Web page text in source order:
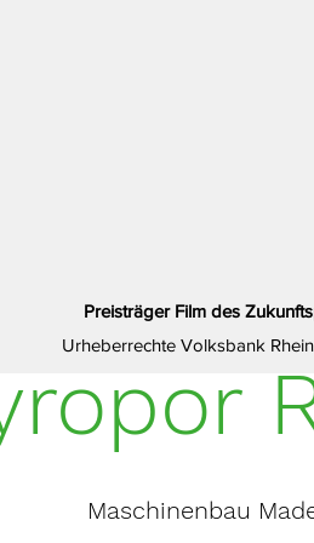
Preisträger Film des
Urheberrechte Volksbank
Maschinenbau